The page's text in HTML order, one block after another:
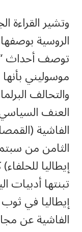
وتشير القراءة
توصف أحداث
موسوليني بأنها
والتحالف
العنف
الفاشية
إيطاليا
تبنتها أدبيات
إيطاليا في
الفاشية عن